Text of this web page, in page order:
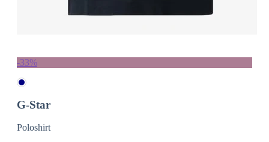
-33%
G-Star
Poloshirt